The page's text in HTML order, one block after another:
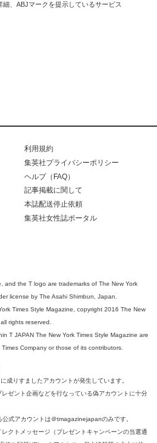
、ABJマークを提示しているサービス
利用規約
集英社プライバシーポリシー
ヘルプ（FAQ）
記事掲載に関して
本誌配送停止依頼
集英社女性誌ポータル
and the T logo are trademarks of The New York
license by The Asahi Shimbun, Japan.
Times Style Magazine, copyright 2016 The New
rights reserved.
T JAPAN The New York Times Style Magazine are
Company or those of its contributors.
成りすましたアカウントが発生しています。
ゼント企画などを行なっている偽アカウントに十分
式アカウントは＠tmagazinejapanのみです。
クトメッセージ（プレゼントキャンペーンの当選通